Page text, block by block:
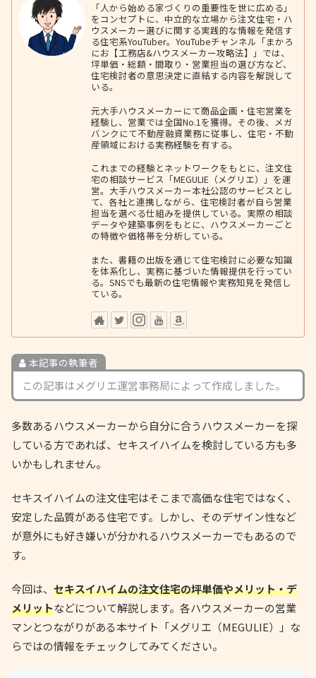
「人から始める家づくりの重要性を世に広める」
をコンセプトに、中立的な立場から注文住宅・ハ
ウスメーカー選びに関する実践的な情報を発信す
る住宅系YouTuber。YouTubeチャンネル「まかろ
にお【工務店&ハウスメーカー攻略法】」では、
坪単価・総額・間取り・営業担当の選び方など、
住宅検討者の意思決定に直結する内容を解説して
いる。
元大手ハウスメーカーにて商品企画・住宅営業を
経験し、営業では全国No.1を獲得。その後、メガ
バンクにて不動産融資業務に従事し、住宅・不動
産領域における実務経験を有する。
これまでの経験とネットワークをもとに、注文住
宅の相談サービス「MEGULIE（メグリエ）」を運
営。大手ハウスメーカー本社公認のサービスとし
て、各社と連携しながら、住宅検討者が自ら営業
担当を選べる仕組みを提供している。実際の相談
データや建築事例をもとに、ハウスメーカーごと
の特徴や価格帯を分析している。
また、書籍の出版を通じて住宅検討に必要な知識
を体系化し、実務に基づいた情報提供を行ってい
る。SNSでも最新の住宅情報や実務知見を発信し
ている。
本記事の執筆者
この記事はメグリエ運営事務局によって作成しました。
多数あるハウスメーカーから自分に合うハウスメーカーを探
している方であれば、セキスイハイムを検討している方も多
いかもしれません。
セキスイハイムの注文住宅はそこまで高価な住宅ではなく、
安定した品質がある住宅です。しかし、そのデザイン性など
が意外にも好き嫌いが分かれるハウスメーカーでもあるので
す。
今回は、 セキスイハイムの注文住宅の坪単価やメリット・デ
メリットなどについて解説します。各ハウスメーカーの営業
マンとつながりがある本サイト「メグリエ（MEGULIE）」な
らではの情報をチェックしてみてください。